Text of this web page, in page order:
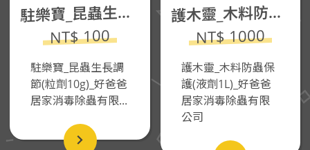
駐樂寶_昆蟲生長調節(粒劑10g)
NT$ 100
駐樂寶_昆蟲生長調
節(粒劑10g)_好爸爸
居家消毒除蟲有限...
護木靈_木料防蟲保護(液劑1L)
NT$ 1000
護木靈_木料防蟲保
護(液劑1L)_好爸爸
居家消毒除蟲有限
公司